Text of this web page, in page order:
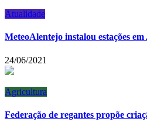
Atualidade
MeteoAlentejo instalou estações
24/06/2021
Agricultura
Federação de regantes propõe